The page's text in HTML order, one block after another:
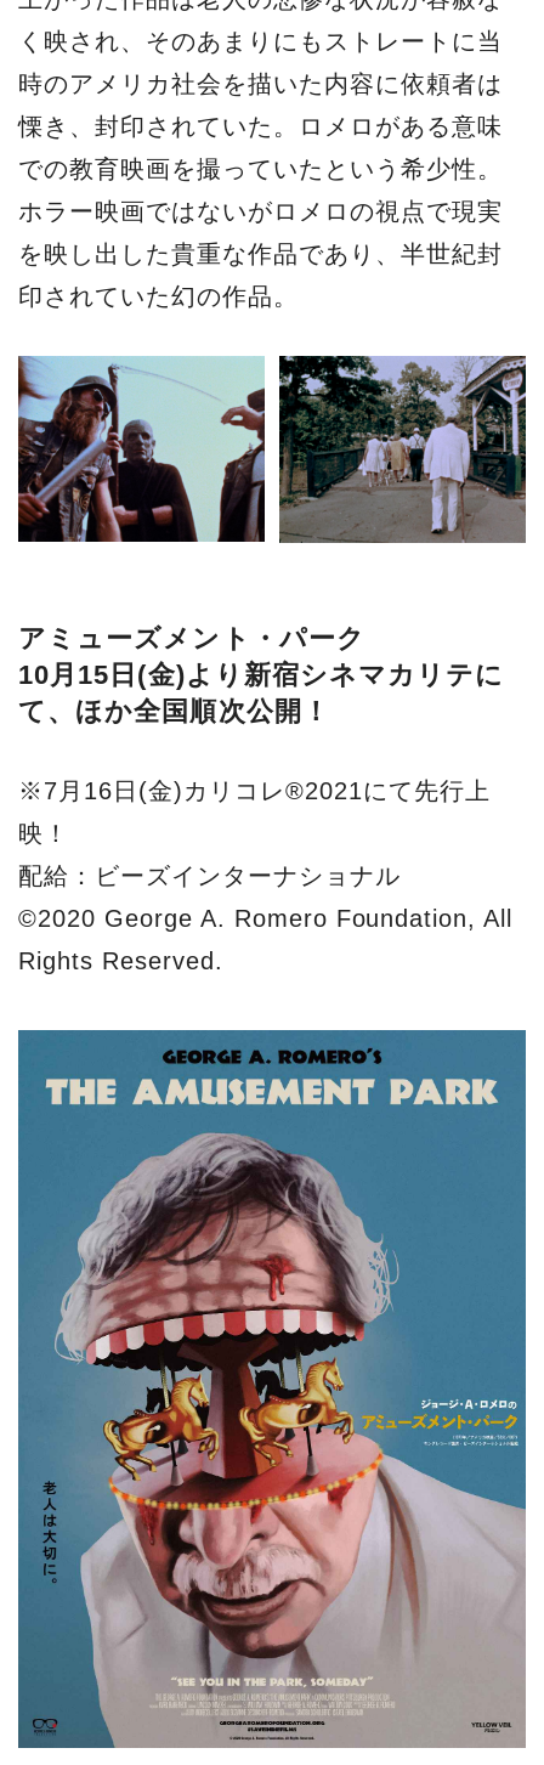
く映され、そのあまりにもストレートに当
時のアメリカ社会を描いた内容に依頼者は
慄き、封印されていた。ロメロがある意味
での教育映画を撮っていたという希少性。
ホラー映画ではないがロメロの視点で現実
を映し出した貴重な作品であり、半世紀封
印されていた幻の作品。
アミューズメント・パーク
10月15日(金)より新宿シネマカリテに
て、ほか全国順次公開！
※7月16日(金)カリコレ®2021にて先行上
映！
配給：ビーズインターナショナル
©2020 George A. Romero Foundation, All
Rights Reserved.